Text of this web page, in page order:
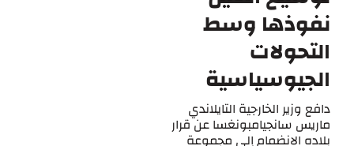
نفوذها وسط
التحولات
الجيوسياسية
دافع وزير الخارجية التايلاندي
ماريس سانجيامبونغسا عن قرار
بلاده الانضمام إلى مجموعة